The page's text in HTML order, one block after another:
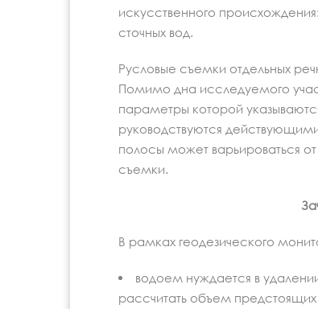
искусственного
сточных вод.
Русловые съемки отдельных
Помимо дна исследуемого
параметры которой
руководствуются
полосы может варьироваться
съемки.
В рамках геодезического
водоем нуждается в
рассчитать объем предстоящих